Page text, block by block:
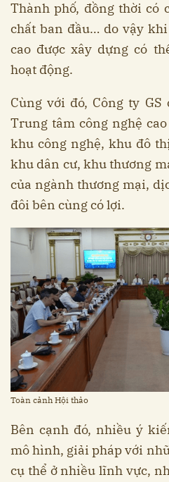
Thành phố, đồng thời có
chất ban đầu… do vậy
cao được xây dựng có
hoạt động.
Cùng với đó, Công ty
Trung tâm công nghệ
khu công nghệ, khu đô
khu dân cư, khu thương
của ngành thương mại,
đôi bên cùng có lợi.
Toàn cảnh Hội thảo
Bên cạnh đó, nhiều ý
mô hình, giải pháp với
cụ thể ở nhiều lĩnh vực,